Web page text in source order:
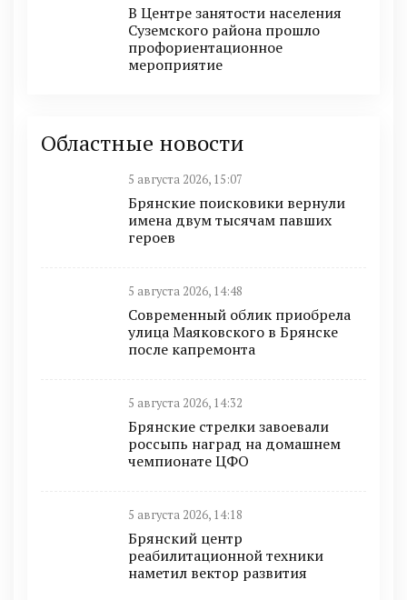
В Центре занятости населения
Суземского района прошло
профориентационное
мероприятие
Областные новости
5 августа 2026, 15:07
Брянские поисковики вернули
имена двум тысячам павших
героев
5 августа 2026, 14:48
Современный облик приобрела
улица Маяковского в Брянске
после капремонта
5 августа 2026, 14:32
Брянские стрелки завоевали
россыпь наград на домашнем
чемпионате ЦФО
5 августа 2026, 14:18
Брянский центр
реабилитационной техники
наметил вектор развития